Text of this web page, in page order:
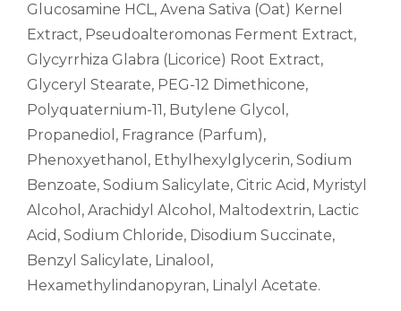
Glucosamine HCL, Avena Sativa (Oat) Kernel
Extract, Pseudoalteromonas Ferment Extract,
Glycyrrhiza Glabra (Licorice) Root Extract,
Glyceryl Stearate, PEG-12 Dimethicone,
Polyquaternium-11, Butylene Glycol,
Propanediol, Fragrance (Parfum),
Phenoxyethanol, Ethylhexylglycerin, Sodium
Benzoate, Sodium Salicylate, Citric Acid, Myristyl
Alcohol, Arachidyl Alcohol, Maltodextrin, Lactic
Acid, Sodium Chloride, Disodium Succinate,
Benzyl Salicylate, Linalool,
Hexamethylindanopyran, Linalyl Acetate.